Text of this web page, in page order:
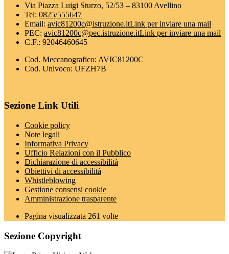
Via Piazza Luigi Sturzo, 52/53 – 83100 Avellino
Tel: 0825/555647
Email: avic81200c@istruzione.itLink per inviare una mail
PEC: avic81200c@pec.istruzione.itLink per inviare una mail
C.F.: 92046460645
Cod. Meccanografico: AVIC81200C
Cod. Univoco: UFZH7B
Sezione Link Utili
Cookie policy
Note legali
Informativa Privacy
Ufficio Relazioni con il Pubblico
Dichiarazione di accessibilità
Obiettivi di accessibilità
Whistleblowing
Gestione consensi cookie
Amministrazione trasparente
Pagina visualizzata 261 volte
Sezione Copyright